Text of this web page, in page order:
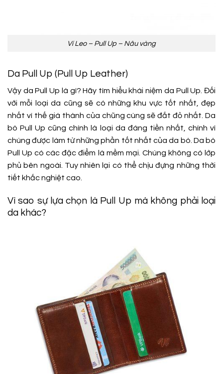
Ví Leo – Pull Up – Nâu vàng
Da Pull Up (Pull Up Leather)
Vậy da Pull Up là gì? Hãy tìm hiểu khái niệm da Pull Up. Đối
với mỗi loại da cũng sẽ có những khu vực tốt nhất, đẹp
nhất vì thế giá thành của chũng cùng sẽ đắt đỏ nhất. Da
bò Pull Up cũng chính là loại da đáng tiền nhất, chính vì
chúng được làm từ những phần tốt nhất của da bò. Da bò
Pull Up có các đặc điểm là mềm mại. Chúng không có lớp
phủ bên ngoài. Tuy nhiên lại có thể chịu đựng những thời
tiết khắc nghiệt cao.
Vì sao sự lựa chọn là Pull Up mà không phải loại
da khác?